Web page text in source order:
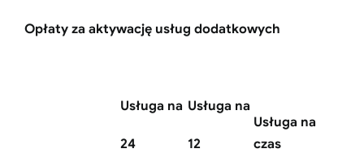
Opłaty za aktywację usług dodatkowych
Usługa na
24
Usługa na
12
Usługa na
czas